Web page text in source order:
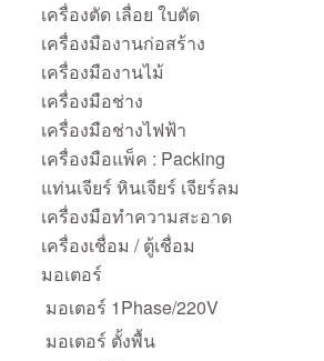
เครื่องตัด เลื่อย ใบตัด
เครื่องมืองานก่อสร้าง
เครื่องมืองานไม้
เครื่องมือช่าง
เครื่องมือช่างไฟฟ้า
เครื่องมือแพ็ค : Packing
แท่นเจียร์ หินเจียร์ เจียร์ลม
เครื่องมือทำความสะอาด
เครื่องเชื่อม / ตู้เชื่อม
มอเตอร์
มอเตอร์ 1Phase/220V
มอเตอร์ ตั้งพื้น